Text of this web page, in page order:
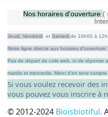
Nos horaires d'ouverture (
Jeudi, Vendredi et Samedi de 10h00 à
Notre ligne directe aux horaires
Pas de départ de colis web, ni de réponse
mardis et mercredis. Merci d'en tenir
Si vous voulez recevoir des
vous pouvez vous inscrire à
© 2012-2024 Bioisbiotiful.